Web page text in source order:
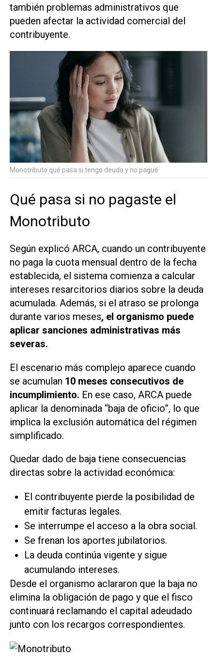
también problemas administrativos que
pueden afectar la actividad comercial del
contribuyente.
Monotributo qué pasa si tengo deuda y no pagué
Qué pasa si no pagaste el
Monotributo
Según explicó ARCA, cuando un contribuyente
no paga la cuota mensual dentro de la fecha
establecida, el sistema comienza a calcular
intereses resarcitorios diarios sobre la deuda
acumulada. Además, si el atraso se prolonga
durante varios meses, el organismo puede
aplicar sanciones administrativas más
severas.
El escenario más complejo aparece cuando
se acumulan 10 meses consecutivos de
incumplimiento. En ese caso, ARCA puede
aplicar la denominada “baja de oficio”, lo que
implica la exclusión automática del régimen
simplificado.
Quedar dado de baja tiene consecuencias
directas sobre la actividad económica:
El contribuyente pierde la posibilidad de
emitir facturas legales.
Se interrumpe el acceso a la obra social.
Se frenan los aportes jubilatorios.
La deuda continúa vigente y sigue
acumulando intereses.
Desde el organismo aclararon que la baja no
elimina la obligación de pago y que el fisco
continuará reclamando el capital adeudado
junto con los recargos correspondientes.